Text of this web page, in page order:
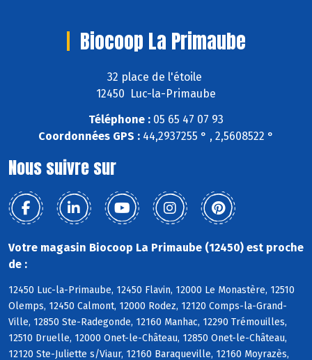
Biocoop La Primaube
32 place de l'étoile
12450 Luc-la-Primaube
Téléphone : 05 65 47 07 93
Coordonnées GPS : 44,2937255 ° , 2,5608522 °
Nous suivre sur
Votre magasin Biocoop La Primaube (12450) est proche
de :
12450 Luc-la-Primaube, 12450 Flavin, 12000 Le Monastère, 12510
Olemps, 12450 Calmont, 12000 Rodez, 12120 Comps-la-Grand-
Ville, 12850 Ste-Radegonde, 12160 Manhac, 12290 Trémouilles,
12510 Druelle, 12000 Onet-le-Château, 12850 Onet-le-Château,
12120 Ste-Juliette s/Viaur, 12160 Baraqueville, 12160 Moyrazès,